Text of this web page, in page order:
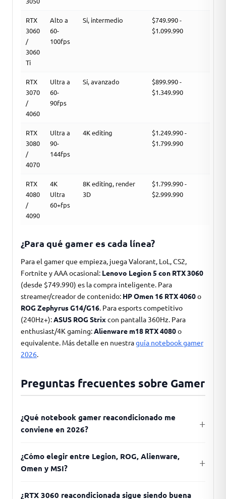
RTX
3060
/
3060
Ti
Alto a
60-
100fps
Sí, intermedio
$749.990 -
$1.099.990
RTX
3070
/
4060
Ultra a
60-
90fps
Sí, avanzado
$899.990 -
$1.349.990
RTX
3080
/
4070
Ultra a
90-
144fps
4K editing
$1.249.990 -
$1.799.990
RTX
4080
/
4090
4K
Ultra
60+fps
8K editing, render
3D
$1.799.990 -
$2.999.990
¿Para qué gamer es cada línea?
Para el gamer que empieza, juega Valorant, LoL, CS2,
Fortnite y AAA ocasional: Lenovo Legion 5 con RTX 3060
(desde $749.990) es la compra inteligente. Para
streamer/creador de contenido: HP Omen 16 RTX 4060o
ROG Zephyrus G14/G16. Para esports competitivo
(240Hz+):ASUS ROG Strixcon pantalla 360Hz. Para
enthusiast/4K gaming:Alienware m18 RTX 4080o
equivalente. Más detalle en nuestraguía notebook gamer
2026.
Preguntas frecuentes sobre Gamer
¿Qué notebook gamer reacondicionado me
conviene en 2026?
¿Cómo elegir entre Legion, ROG, Alienware,
Omen y MSI?
¿RTX 3060 reacondicionada sigue siendo buena